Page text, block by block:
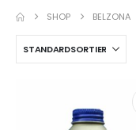
SHOP BELZONA